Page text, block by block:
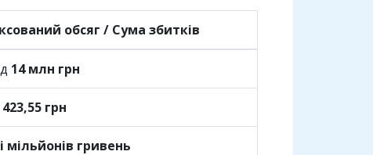
обсяг / Сума збитків
14 млн грн
грн
мільйонів гривень